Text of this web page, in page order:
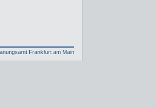
Frankfurt am Main